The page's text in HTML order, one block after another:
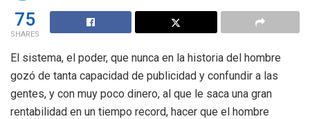
75
SHARES
El sistema, el poder, que nunca en la historia del hombre
gozó de tanta capacidad de publicidad y confundir a las
gentes, y con muy poco dinero, al que le saca una gran
rentabilidad en un tiempo record, hacer que el hombre